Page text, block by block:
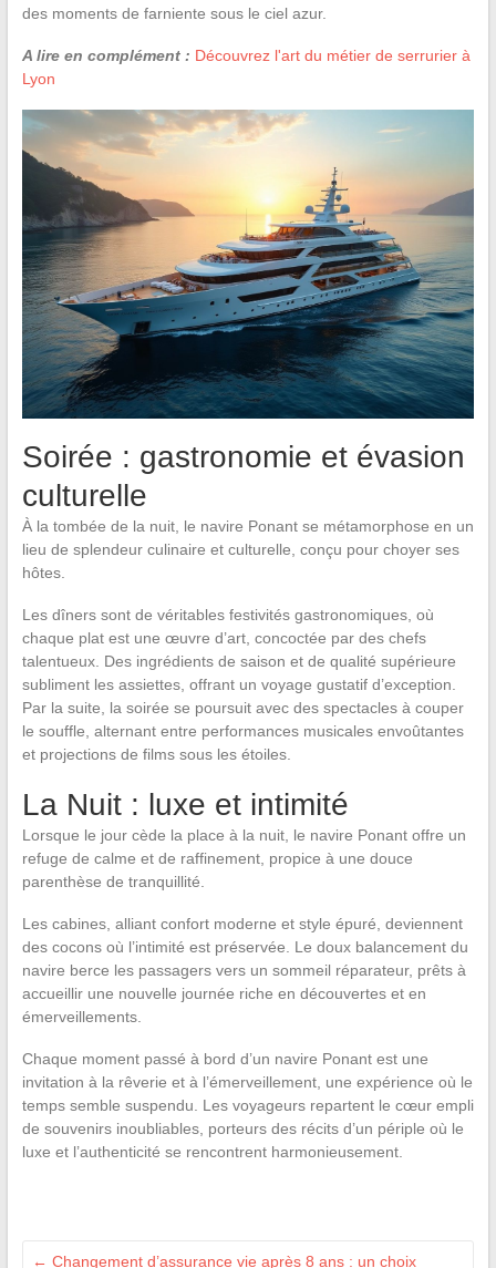
des moments de farniente sous le ciel azur.
A lire en complément : Découvrez l'art du métier de serrurier à
Lyon
Soirée : gastronomie et évasion
culturelle
À la tombée de la nuit, le navire Ponant se métamorphose en un
lieu de splendeur culinaire et culturelle, conçu pour choyer ses
hôtes.
Les dîners sont de véritables festivités gastronomiques, où
chaque plat est une œuvre d’art, concoctée par des chefs
talentueux. Des ingrédients de saison et de qualité supérieure
subliment les assiettes, offrant un voyage gustatif d’exception.
Par la suite, la soirée se poursuit avec des spectacles à couper
le souffle, alternant entre performances musicales envoûtantes
et projections de films sous les étoiles.
La Nuit : luxe et intimité
Lorsque le jour cède la place à la nuit, le navire Ponant offre un
refuge de calme et de raffinement, propice à une douce
parenthèse de tranquillité.
Les cabines, alliant confort moderne et style épuré, deviennent
des cocons où l’intimité est préservée. Le doux balancement du
navire berce les passagers vers un sommeil réparateur, prêts à
accueillir une nouvelle journée riche en découvertes et en
émerveillements.
Chaque moment passé à bord d’un navire Ponant est une
invitation à la rêverie et à l’émerveillement, une expérience où le
temps semble suspendu. Les voyageurs repartent le cœur empli
de souvenirs inoubliables, porteurs des récits d’un périple où le
luxe et l’authenticité se rencontrent harmonieusement.
← Changement d’assurance vie après 8 ans : un choix